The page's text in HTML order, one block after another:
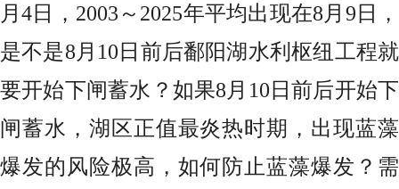
月4日，2003～2025年平均出现在8月9日，
是不是8月10日前后鄱阳湖水利枢纽工程就
要开始下闸蓄水？如果8月10日前后开始下
闸蓄水，湖区正值最炎热时期，出现蓝藻
爆发的风险极高，如何防止蓝藻爆发？需